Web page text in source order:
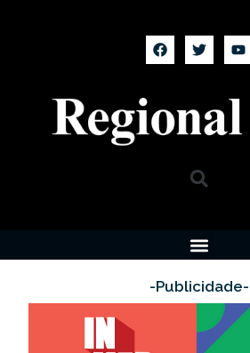
-Publicidade-